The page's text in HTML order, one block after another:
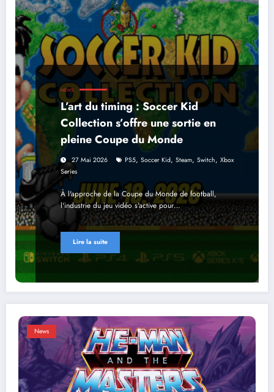
NEWS
L’art du timing : Soccer Kid
Collection s’offre une sortie en
pleine Coupe du Monde
27 Mai 2026 PS5, Soccer Kid, Steam, Switch, Xbox
Series
À l'approche de la Coupe du Monde de football,
l'industrie du jeu vidéo s'active pour…
Lire la suite
News